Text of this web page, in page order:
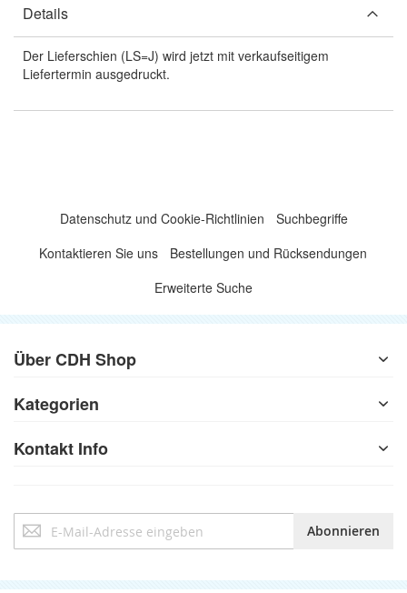
Details
Der Lieferschien (LS=J) wird jetzt mit verkaufseitigem
Liefertermin ausgedruckt.
Datenschutz und Cookie-Richtlinien
Suchbegriffe
Kontaktieren Sie uns
Bestellungen und Rücksendungen
Erweiterte Suche
Über CDH Shop
Kategorien
Kontakt Info
zum
Abonnieren